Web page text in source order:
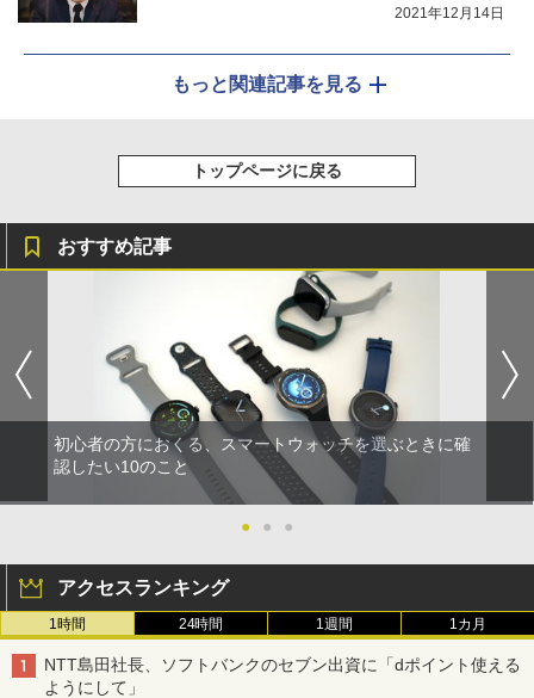
2021年12月14日
もっと関連記事を見る
トップページに戻る
おすすめ記事
初心者の方におくる、スマートウォッチを選ぶときに確
認したい10のこと
● ● ●
アクセスランキング
1時間 24時間 1週間 1カ月
NTT島田社長、ソフトバンクのセブン出資に「dポイント使える
ようにして」